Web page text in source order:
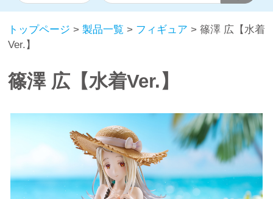
トップページ > 製品一覧 > フィギュア > 篠澤 広【水着
Ver.】
篠澤 広【水着Ver.】